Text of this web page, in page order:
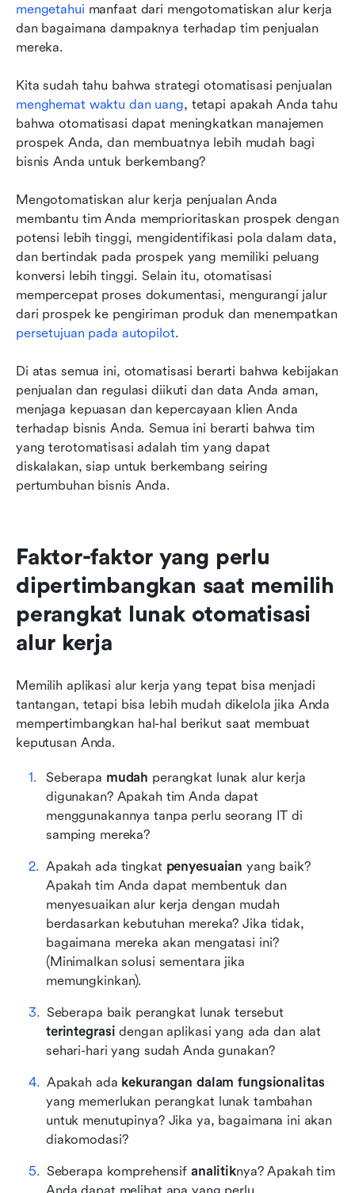
mengetahui manfaat dari mengotomatiskan alur kerja
dan bagaimana dampaknya terhadap tim penjualan
mereka.
Kita sudah tahu bahwa strategi otomatisasi penjualan
menghemat waktu dan uang, tetapi apakah Anda tahu
bahwa otomatisasi dapat meningkatkan manajemen
prospek Anda, dan membuatnya lebih mudah bagi
bisnis Anda untuk berkembang?
Mengotomatiskan alur kerja penjualan Anda
membantu tim Anda memprioritaskan prospek dengan
potensi lebih tinggi, mengidentifikasi pola dalam data,
dan bertindak pada prospek yang memiliki peluang
konversi lebih tinggi. Selain itu, otomatisasi
mempercepat proses dokumentasi, mengurangi jalur
dari prospek ke pengiriman produk dan menempatkan
persetujuan pada autopilot.
Di atas semua ini, otomatisasi berarti bahwa kebijakan
penjualan dan regulasi diikuti dan data Anda aman,
menjaga kepuasan dan kepercayaan klien Anda
terhadap bisnis Anda. Semua ini berarti bahwa tim
yang terotomatisasi adalah tim yang dapat
diskalakan, siap untuk berkembang seiring
pertumbuhan bisnis Anda.
Faktor-faktor yang perlu
dipertimbangkan saat memilih
perangkat lunak otomatisasi
alur kerja
Memilih aplikasi alur kerja yang tepat bisa menjadi
tantangan, tetapi bisa lebih mudah dikelola jika Anda
mempertimbangkan hal-hal berikut saat membuat
keputusan Anda.
Seberapa mudah perangkat lunak alur kerja
digunakan? Apakah tim Anda dapat
menggunakannya tanpa perlu seorang IT di
samping mereka?
Apakah ada tingkat penyesuaian yang baik?
Apakah tim Anda dapat membentuk dan
menyesuaikan alur kerja dengan mudah
berdasarkan kebutuhan mereka? Jika tidak,
bagaimana mereka akan mengatasi ini?
(Minimalkan solusi sementara jika
memungkinkan).
Seberapa baik perangkat lunak tersebut
terintegrasi dengan aplikasi yang ada dan alat
sehari-hari yang sudah Anda gunakan?
Apakah ada kekurangan dalam fungsionalitas
yang memerlukan perangkat lunak tambahan
untuk menutupinya? Jika ya, bagaimana ini akan
diakomodasi?
Seberapa komprehensif analitiknya? Apakah tim
Anda dapat melihat apa yang perlu